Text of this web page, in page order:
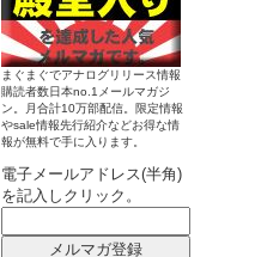
まぐまぐでアナログリリース情報
購読者数日本no.1メールマガジ
ン。月合計10万部配信。限定情報
やsale情報先行紹介などお得な情
報が無料で手に入ります。
電子メールアドレス(半角)
を記入しクリック。